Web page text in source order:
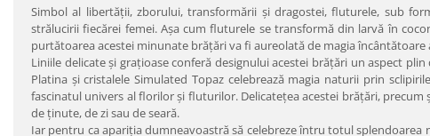
Simbol al libertăţii, zborului, transformării şi dragostei, fluturele, sub
strălucirii fiecărei femei. Aşa cum fluturele se transformă din larvă în
purtătoarea acestei minunate brăţări va fi aureolată de magia încântătoare
Liniile delicate şi graţioase conferă designului acestei brăţări un aspect
Platina şi cristalele Simulated Topaz celebrează magia naturii prin
fascinatul univers al florilor şi fluturilor. Delicateţea acestei brăţări,
de ţinute, de zi sau de seară.
Iar pentru ca apariţia dumneavoastră să celebreze întru totul